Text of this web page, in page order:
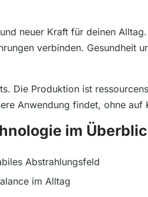
neuer Kraft für deinen
verbinden. Gesundheit
Die Produktion ist
Anwendung findet, ohne auf
im
Abstrahlungsfeld
im Alltag